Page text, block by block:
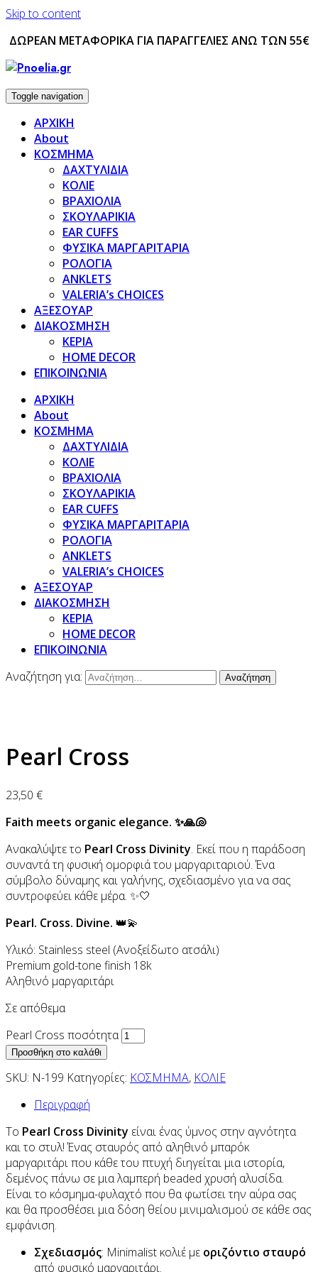
Skip to content
ΔΩΡΕΑΝ ΜΕΤΑΦΟΡΙΚΑ ΓΙΑ ΠΑΡΑΓΓΕΛΙΕΣ ΑΝΩ ΤΩΝ 55€
Toggle navigation
ΑΡΧΙΚΗ
About
ΚΟΣΜΗΜΑ
ΔΑΧΤΥΛΙΔΙΑ
ΚΟΛΙΕ
ΒΡΑΧΙΟΛΙΑ
ΣΚΟΥΛΑΡΙΚΙΑ
EAR CUFFS
ΦΥΣΙΚΑ ΜΑΡΓΑΡΙΤΑΡΙΑ
ΡΟΛΟΓΙΑ
ANKLETS
VALERIA’s CHOICES
ΑΞΕΣΟΥΑΡ
ΔΙΑΚΟΣΜΗΣΗ
ΚΕΡΙΑ
HOME DECOR
ΕΠΙΚΟΙΝΩΝΙΑ
ΑΡΧΙΚΗ
About
ΚΟΣΜΗΜΑ
ΔΑΧΤΥΛΙΔΙΑ
ΚΟΛΙΕ
ΒΡΑΧΙΟΛΙΑ
ΣΚΟΥΛΑΡΙΚΙΑ
EAR CUFFS
ΦΥΣΙΚΑ ΜΑΡΓΑΡΙΤΑΡΙΑ
ΡΟΛΟΓΙΑ
ANKLETS
VALERIA’s CHOICES
ΑΞΕΣΟΥΑΡ
ΔΙΑΚΟΣΜΗΣΗ
ΚΕΡΙΑ
HOME DECOR
ΕΠΙΚΟΙΝΩΝΙΑ
Αναζήτηση για:
Pearl Cross
23,50 €
Faith meets organic elegance. ✨🙏🐚
Ανακαλύψτε το Pearl Cross Divinity. Εκεί που η παράδοση
συναντά τη φυσική ομορφιά του μαργαριταριού. Ένα
σύμβολο δύναμης και γαλήνης, σχεδιασμένο για να σας
συντροφεύει κάθε μέρα. ✨🤍
Pearl. Cross. Divine. 👑💫
Υλικό: Stainless steel (Ανοξείδωτο ατσάλι)
Premium gold-tone finish 18k
Αληθινό μαργαριτάρι
Σε απόθεμα
Pearl Cross ποσότητα
Προσθήκη στο καλάθι
SKU: N-199 Κατηγορίες: ΚΟΣΜΗΜΑ, ΚΟΛΙΕ
Περιγραφή
Το Pearl Cross Divinity είναι ένας ύμνος στην αγνότητα
και το στυλ! Ένας σταυρός από αληθινό μπαρόκ
μαργαριτάρι που κάθε του πτυχή διηγείται μια ιστορία,
δεμένος πάνω σε μια λαμπερή beaded χρυσή αλυσίδα.
Είναι το κόσμημα-φυλαχτό που θα φωτίσει την αύρα σας
και θα προσθέσει μια δόση θείου μινιμαλισμού σε κάθε σας
εμφάνιση.
Σχεδιασμός: Minimalist κολιέ με οριζόντιο σταυρό
από φυσικό μαργαριτάρι.